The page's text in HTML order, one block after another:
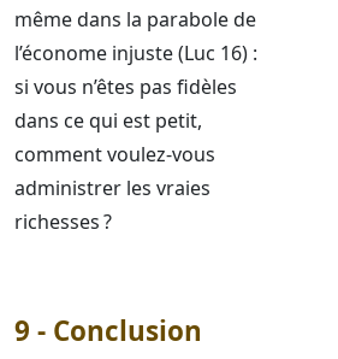
même dans la parabole de
l’économe injuste (Luc 16) :
si vous n’êtes pas fidèles
dans ce qui est petit,
comment voulez-vous
administrer les vraies
richesses ?
9 - Conclusion